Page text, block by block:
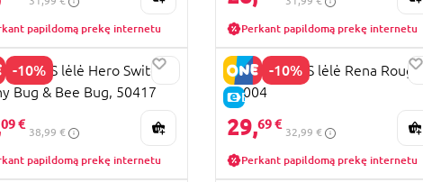
papildomą prekę internetu Perkant papildomą prekę internetu
-10%
lėlė Hero Switch
Bug & Bee Bug, 50417
09 €
38,99 €
papildomą prekę internetu
-10%
E-KAINA
MIRACULOUS lėlė Rena Rouge,
50004
29,69 €
32,99 €
Perkant papildomą prekę internetu